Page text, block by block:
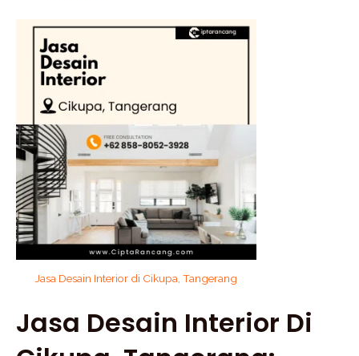
Jasa Desain Interior di Cikupa, Tangerang
Jasa Desain Interior Di